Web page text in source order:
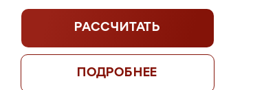
РАССЧИТАТЬ
ПОДРОБНЕЕ